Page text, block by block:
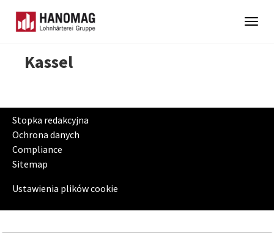
Kassel
Stopka redakcyjna
Ochrona danych
Compliance
Sitemap
Ustawienia plików cookie